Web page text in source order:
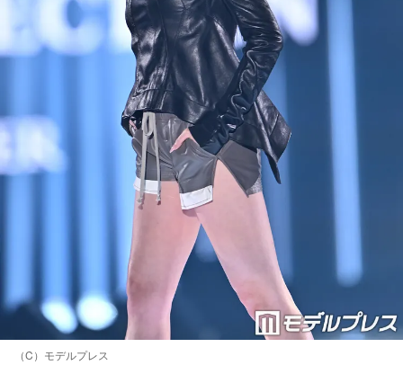
（C）モデルプレス